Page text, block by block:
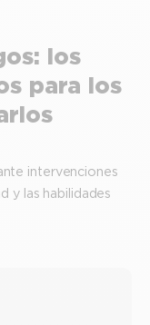
los
para los
intervenciones
y las habilidades